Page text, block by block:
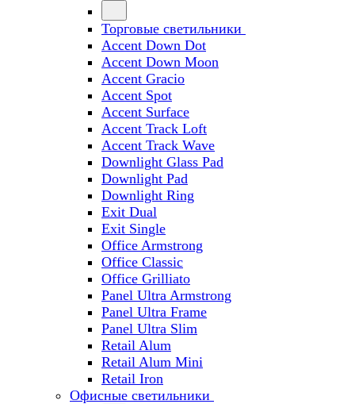
Торговые светильники
Accent Down Dot
Accent Down Moon
Accent Gracio
Accent Spot
Accent Surface
Accent Track Loft
Accent Track Wave
Downlight Glass Pad
Downlight Pad
Downlight Ring
Exit Dual
Exit Single
Office Armstrong
Office Classic
Office Grilliato
Panel Ultra Armstrong
Panel Ultra Frame
Panel Ultra Slim
Retail Alum
Retail Alum Mini
Retail Iron
Офисные светильники